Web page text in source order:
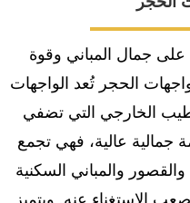
جمال المباني وقوة
الحجر تُعد الواجهات
الخارجي التي تضفي
جمالية عالية، فهي تجمع
والقصور والمباني السكنية
الاستغناء عنه. ويتميز